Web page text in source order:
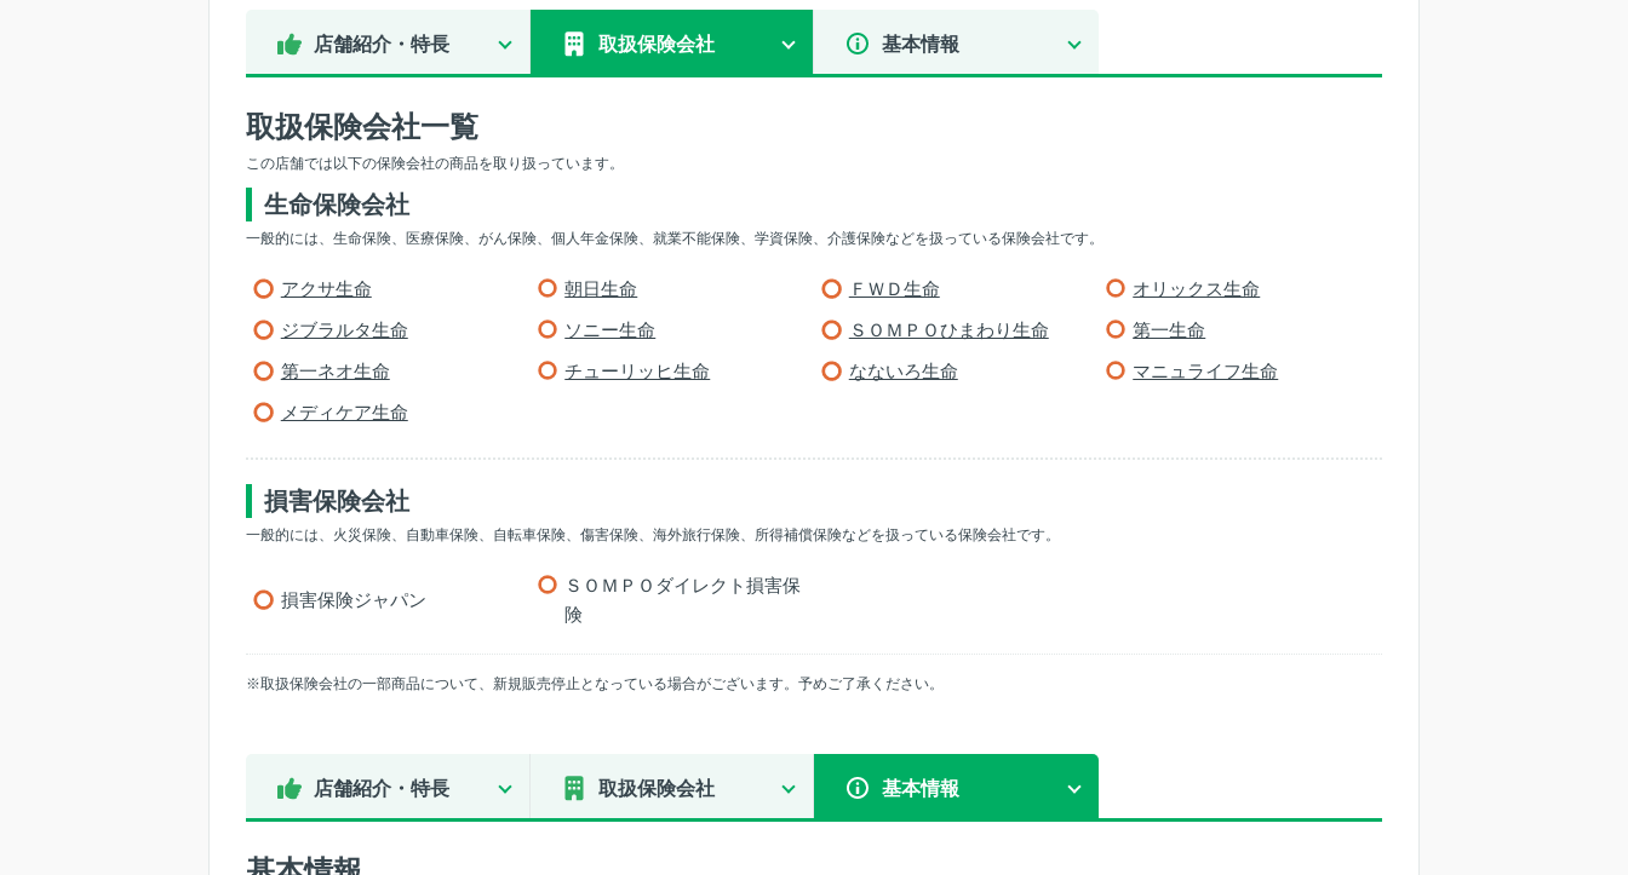
店舗紹介・特長 取扱保険会社 基本情報
取扱保険会社一覧
この店舗では以下の保険会社の商品を取り扱っています。
生命保険会社
一般的には、生命保険、医療保険、がん保険、個人年金保険、就業不能保険、学資保険、介護保険などを扱っている保険会社です。
アクサ生命 朝日生命 ＦＷＤ生命
オリックス生命
ジブラルタ生命
ソニー生命 ＳＯＭＰＯひまわり生命
第一生命
第一ネオ生命
チューリッヒ生命 なないろ生命
マニュライフ生命
メディケア生命
損害保険会社
一般的には、火災保険、自動車保険、自転車保険、傷害保険、海外旅行保険、所得補償保険などを扱っている保険会社です。
損害保険ジャパン
ＳＯＭＰＯダイレクト損害保
険
※取扱保険会社の一部商品について、新規販売停止となっている場合がございます。予めご了承ください。
店舗紹介・特長 取扱保険会社 基本情報